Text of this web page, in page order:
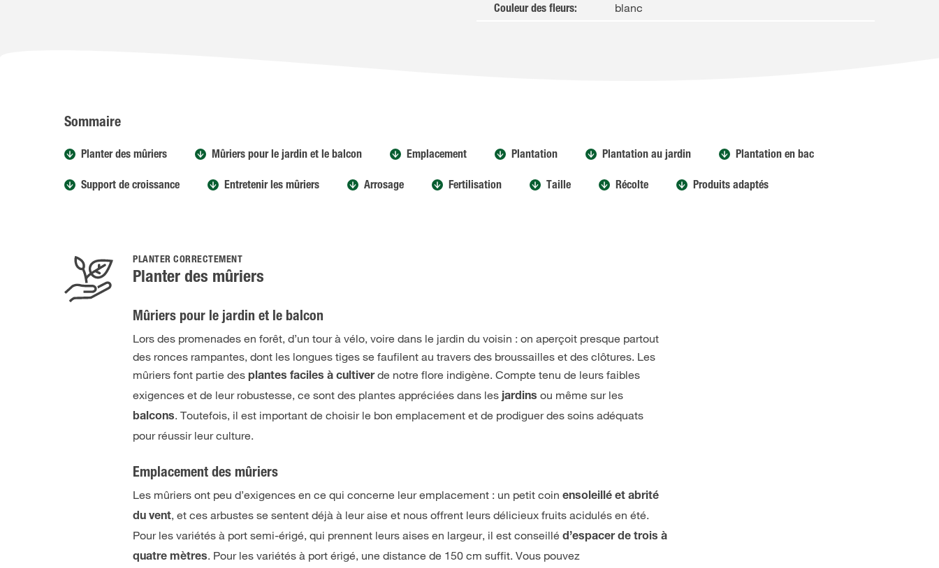
Couleur des fleurs: blanc
Sommaire
Planter des mûriers Mûriers pour le jardin et le balcon Emplacement Plantation Plantation au jardin Plantation en bac
Support de croissance Entretenir les mûriers Arrosage Fertilisation Taille Récolte Produits adaptés
PLANTER CORRECTEMENT
Planter des mûriers
Mûriers pour le jardin et le balcon
Lors des promenades en forêt, d’un tour à vélo, voire dans le jardin du voisin : on aperçoit presque partout
des ronces rampantes, dont les longues tiges se faufilent au travers des broussailles et des clôtures. Les
mûriers font partie desplantes faciles à cultiverde notre flore indigène. Compte tenu de leurs faibles
exigences et de leur robustesse, ce sont des plantes appréciées dans les jardinsou même sur les
balcons. Toutefois, il est important de choisir le bon emplacement et de prodiguer des soins adéquats
pour réussir leur culture.
Emplacement des mûriers
Les mûriers ont peu d’exigences en ce qui concerne leur emplacement : un petit coinensoleillé et abrité
du vent, et ces arbustes se sentent déjà à leur aise et nous offrent leurs délicieux fruits acidulés en été.
Pour les variétés à port semi-érigé, qui prennent leurs aises en largeur, il est conseilléd’espacer de trois à
quatre mètres. Pour les variétés à port érigé, une distance de 150 cm suffit. Vous pouvez